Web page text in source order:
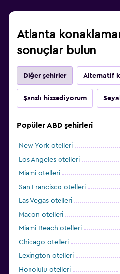
Atlanta
sonuçlar bulun
Diğer şehirler Alternatif
Şanslı hissediyorum
Popüler ABD şehirleri
New York otelleri
Los Angeles otelleri
Miami otelleri
San Francisco otelleri
Las Vegas otelleri
Macon otelleri
Miami Beach otelleri
Chicago otelleri
Lexington otelleri
Honolulu otelleri